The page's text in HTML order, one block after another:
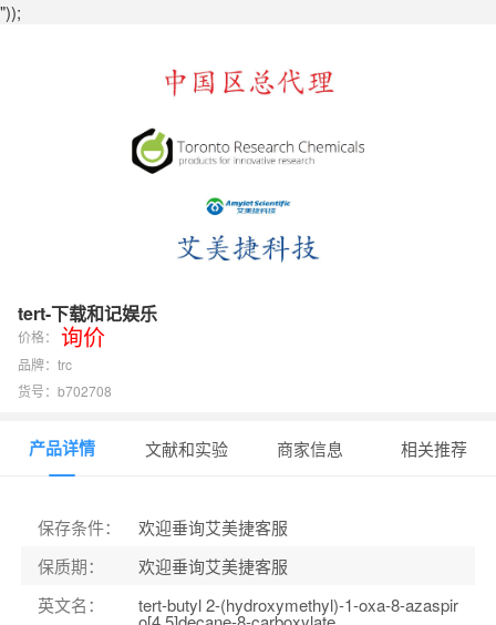
"));
tert-下载和记娱乐
价格： 询价
品牌：trc
货号：b702708
产品详情 文献和实验 商家信息 相关推荐
保存条件：
欢迎垂询艾美捷客服
保质期：
欢迎垂询艾美捷客服
英文名：
tert-butyl 2-(hydroxymethyl)-1-oxa-8-azaspir